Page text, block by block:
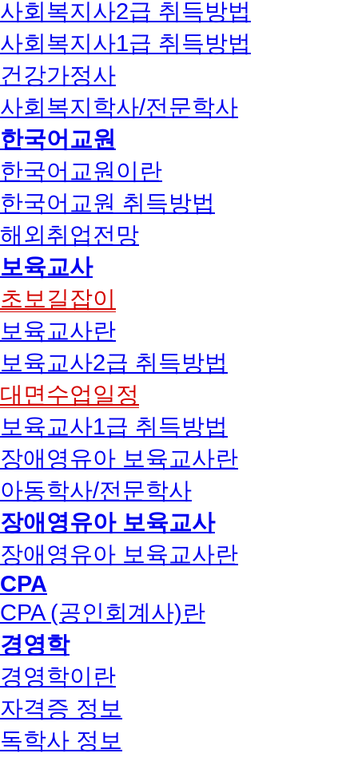
사회복지사2급 취득방법
사회복지사1급 취득방법
건강가정사
사회복지학사/전문학사
한국어교원
한국어교원이란
한국어교원 취득방법
해외취업전망
보육교사
초보길잡이
보육교사란
보육교사2급 취득방법
대면수업일정
보육교사1급 취득방법
장애영유아 보육교사란
아동학사/전문학사
장애영유아 보육교사
장애영유아 보육교사란
CPA
CPA (공인회계사)란
경영학
경영학이란
자격증 정보
독학사 정보